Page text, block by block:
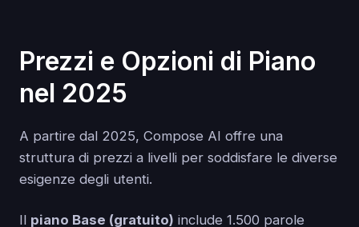
Prezzi e Opzioni di Piano
nel 2025
A partire dal 2025, Compose AI offre una
struttura di prezzi a livelli per soddisfare le diverse
esigenze degli utenti.
Il piano Base (gratuito) include 1.500 parole